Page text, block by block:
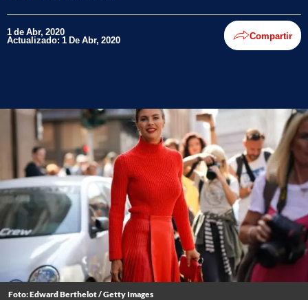
1 de Abr, 2020
Actualizado: 1 De Abr, 2020 Compartir
Foto: Edward Berthelot / Getty Images